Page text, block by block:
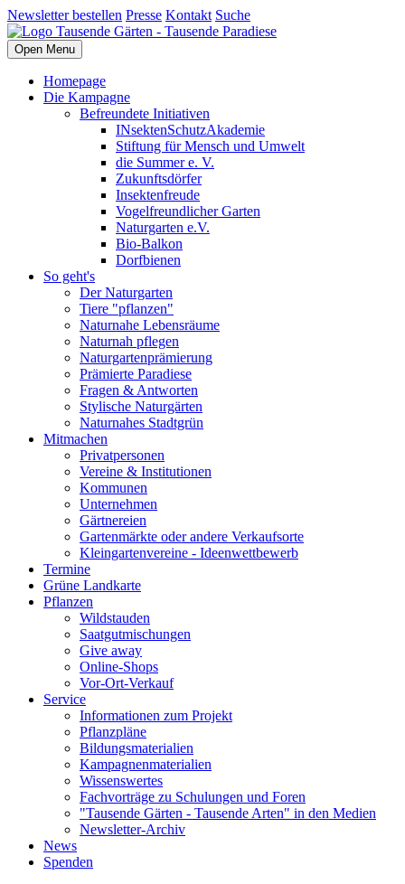
Newsletter bestellen Presse Kontakt Suche
Open Menu
Homepage
Die Kampagne
Befreundete Initiativen
INsektenSchutzAkademie
Stiftung für Mensch und Umwelt
die Summer e. V.
Zukunftsdörfer
Insektenfreude
Vogelfreundlicher Garten
Naturgarten e.V.
Bio-Balkon
Dorfbienen
So geht's
Der Naturgarten
Tiere "pflanzen"
Naturnahe Lebensräume
Naturnah pflegen
Naturgartenprämierung
Prämierte Paradiese
Fragen & Antworten
Stylische Naturgärten
Naturnahes Stadtgrün
Mitmachen
Privatpersonen
Vereine & Institutionen
Kommunen
Unternehmen
Gärtnereien
Gartenmärkte oder andere Verkaufsorte
Kleingartenvereine - Ideenwettbewerb
Termine
Grüne Landkarte
Pflanzen
Wildstauden
Saatgutmischungen
Give away
Online-Shops
Vor-Ort-Verkauf
Service
Informationen zum Projekt
Pflanzpläne
Bildungsmaterialien
Kampagnenmaterialien
Wissenswertes
Fachvorträge zu Schulungen und Foren
"Tausende Gärten - Tausende Arten" in den Medien
Newsletter-Archiv
News
Spenden